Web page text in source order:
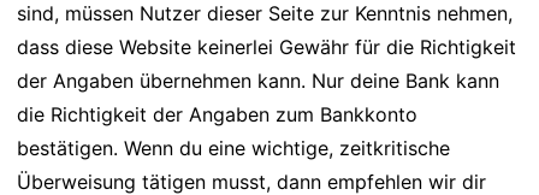
sind, müssen Nutzer dieser Seite zur Kenntnis nehmen,
dass diese Website keinerlei Gewähr für die Richtigkeit
der Angaben übernehmen kann. Nur deine Bank kann
die Richtigkeit der Angaben zum Bankkonto
bestätigen. Wenn du eine wichtige, zeitkritische
Überweisung tätigen musst, dann empfehlen wir dir